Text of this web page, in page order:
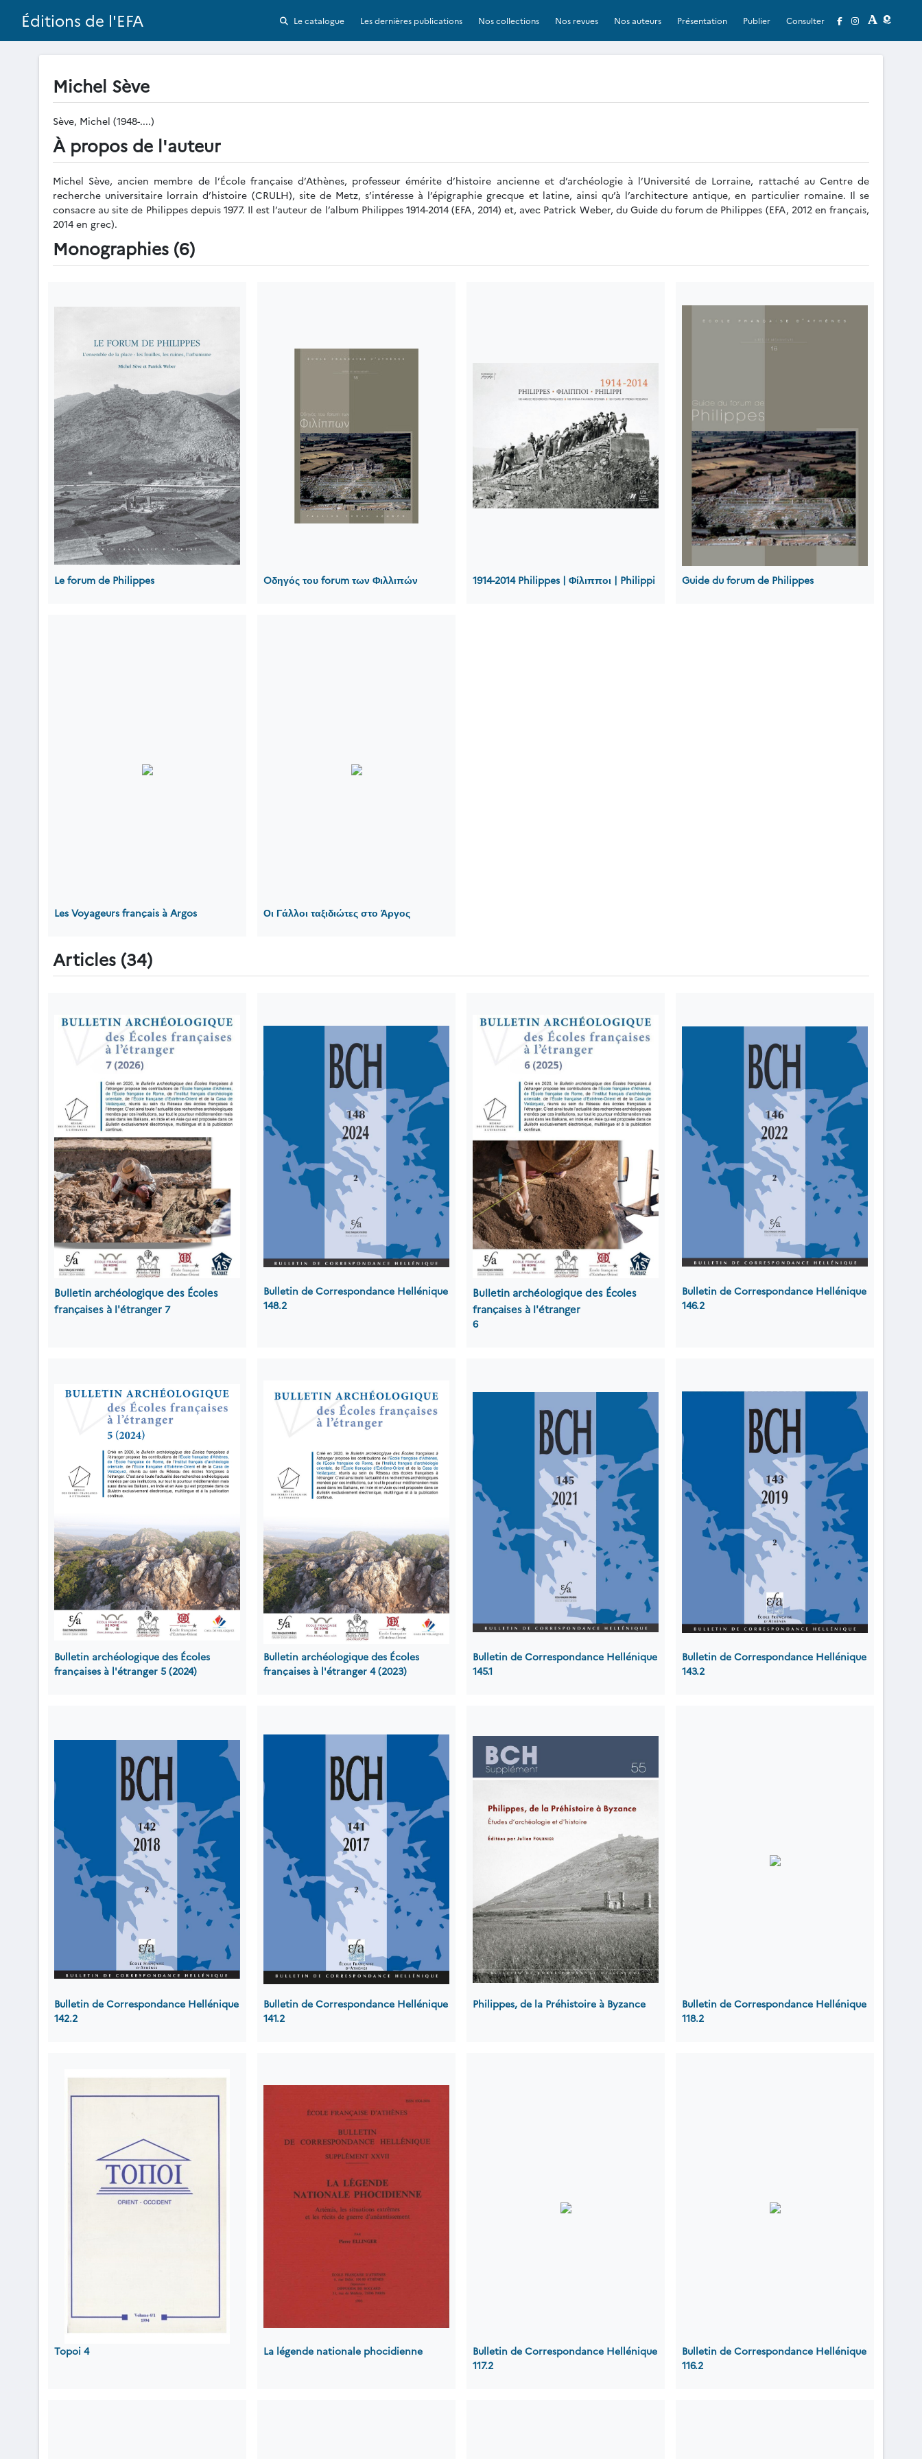
Éditions de l'EFA Le catalogue Les dernières publications Nos collections Nos revues Nos auteurs Présentation Publier Consulter
Michel Sève
Sève, Michel (1948-....)
À propos de l'auteur
Michel Sève, ancien membre de l’École française d’Athènes, professeur émérite d’histoire ancienne et d’archéologie à l’Université de Lorraine, rattaché au Centre de
recherche universitaire lorrain d’histoire (CRULH), site de Metz, s’intéresse à l’épigraphie grecque et latine, ainsi qu’à l’architecture antique, en particulier romaine. Il se
consacre au site de Philippes depuis 1977. Il est l’auteur de l’album Philippes 1914-2014 (EFA, 2014) et, avec Patrick Weber, du Guide du forum de Philippes (EFA, 2012 en français,
2014 en grec).
Monographies (6)
Le forum de Philippes Oδηγός του forum των Φιλλιπών 1914-2014 Philippes | Φίλιπποι | Philippi Guide du forum de Philippes
Les Voyageurs français à Argos Οι Γάλλοι ταξιδιώτες στο Άργος
Articles (34)
Bulletin archéologique des Écoles
françaises à l'étranger 7
Bulletin de Correspondance Hellénique
148.2
Bulletin archéologique des Écoles
françaises à l'étranger
6
Bulletin de Correspondance Hellénique
146.2
Bulletin archéologique des Écoles
françaises à l'étranger 5 (2024)
Bulletin archéologique des Écoles
françaises à l'étranger 4 (2023)
Bulletin de Correspondance Hellénique
145.1
Bulletin de Correspondance Hellénique
143.2
Bulletin de Correspondance Hellénique
142.2
Bulletin de Correspondance Hellénique
141.2
Philippes, de la Préhistoire à Byzance
Bulletin de Correspondance Hellénique
118.2
Topoi 4 La légende nationale phocidienne
Bulletin de Correspondance Hellénique
117.2
Bulletin de Correspondance Hellénique
116.2